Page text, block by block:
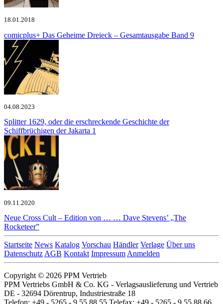
18.01.2018
comicplus+ Das Geheime Dreieck – Gesamtausgabe Band 9
04.08.2023
Splitter1629, oder die erschreckende Geschichte der
Schiffbrüchigen der Jakarta 1
09.11.2020
Neue Cross Cult – Edition von … … Dave Stevens’ „The
Rocketeer”
Startseite News Katalog Vorschau Händler Verlage Über uns
Datenschutz AGB Kontakt Impressum Anmelden
Copyright © 2026 PPM Vertrieb
PPM Vertriebs GmbH & Co. KG - Verlagsauslieferung und Vertrieb
DE - 32694 Dörentrup, Industriestraße 18
Telefon: +49 - 5265 - 9 55 88 55 Telefax: +49 - 5265 - 9 55 88 66